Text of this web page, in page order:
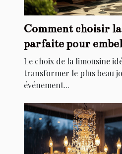
Comment choisir
parfaite pour
mariage
Le choix de la limousine
transformer le plus beau
événement...